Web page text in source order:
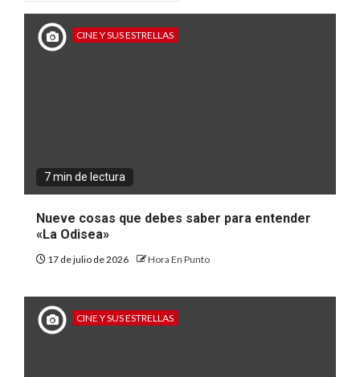
CINE Y SUS ESTRELLAS
7 min de lectura
Nueve cosas que debes saber para entender
«La Odisea»
17 de julio de 2026 Hora En Punto
CINE Y SUS ESTRELLAS